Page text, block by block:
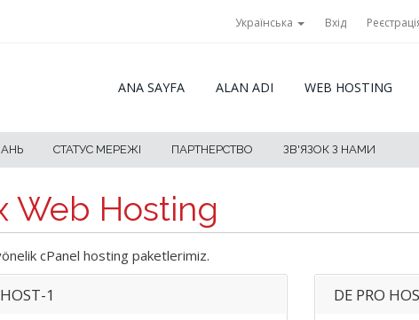
Українська Вхід
ANA SAYFA ALAN ADI WEB HOSTING
СТАТУС МЕРЕЖІ ПАРТНЕРСТВО ЗВ'ЯЗОК З НАМИ
Web Hosting
cPanel hosting paketlerimiz.
1 DE PRO